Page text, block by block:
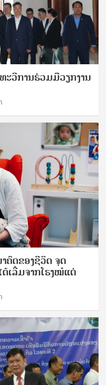
ະວີການຮ່ວມມືວຽກງານ
ຄົດຂອງຊີວິດ ຈຸດ
ເລີ່ມຈາກໂຮງໝໍແຕ່